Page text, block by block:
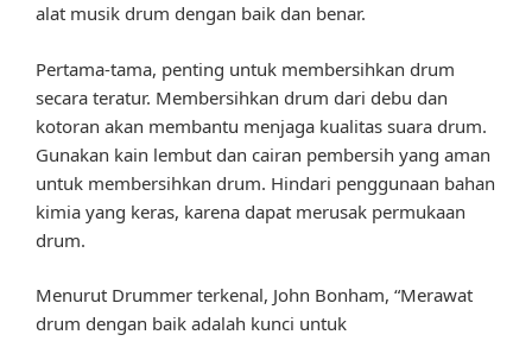
alat musik drum dengan baik dan benar.
Pertama-tama, penting untuk membersihkan drum
secara teratur. Membersihkan drum dari debu dan
kotoran akan membantu menjaga kualitas suara drum.
Gunakan kain lembut dan cairan pembersih yang aman
untuk membersihkan drum. Hindari penggunaan bahan
kimia yang keras, karena dapat merusak permukaan
drum.
Menurut Drummer terkenal, John Bonham, “Merawat
drum dengan baik adalah kunci untuk